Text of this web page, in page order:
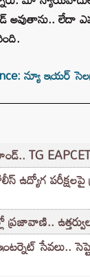
లేదా
న్యూ ఇయర్
TG
ఉద్యోగ
ప్రజావాణి..
సేవలు..